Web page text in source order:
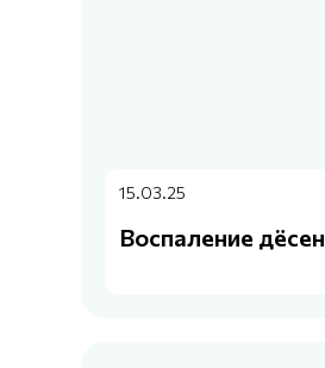
15.03.25
Воспаление дёсен